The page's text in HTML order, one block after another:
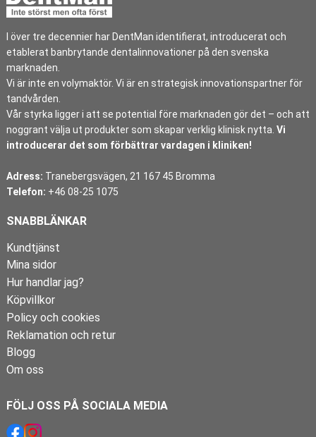
I över tre decennier har DentMan identifierat, introducerat och
etablerat banbrytande dentalinnovationer på den svenska
marknaden.
Vi är inte en volymaktör. Vi är en strategisk innovationspartner för
tandvården.
Vår styrka ligger i att se potential före marknaden gör det – och att
noggrant välja ut produkter som skapar verklig klinisk nytta. Vi
introducerar det som förbättrar vardagen i kliniken!
Adress: Tranebergsvägen, 21 167 45 Bromma
Telefon: +46 08-25 1075
SNABBLÄNKAR
Kundtjänst
Mina sidor
Hur handlar jag?
Köpvillkor
Policy och cookies
Reklamation och retur
Blogg
Om oss
FÖLJ OSS PÅ SOCIALA MEDIA